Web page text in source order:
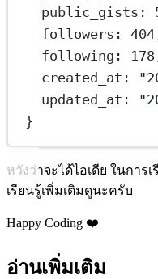
public_gists :
followers : 404
following : 178
created_at :
updated_at :
}
หวังว่าจะได้ไอเดีย ในการ
เรียนรู้เพิ่มเติมดูนะครับ
Happy Coding ❤️
อ่านเพิ่มเติม